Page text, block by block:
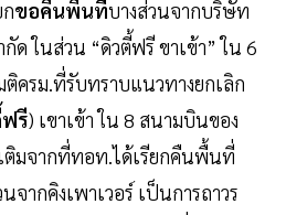
ขอคืนพื้นที่บางส่วนจากบริษัท
กัด ในส่วน “ดิวตี้ฟรี ขาเข้า” ใน 6
ครม.ที่รับทราบแนวทางยกเลิก
รี) เขาเข้า ใน 8 สนามบินของ
ติมจากที่ทอท.ได้เรียกคืนพื้นที่
จากคิงเพาเวอร์ เป็นการถาวร